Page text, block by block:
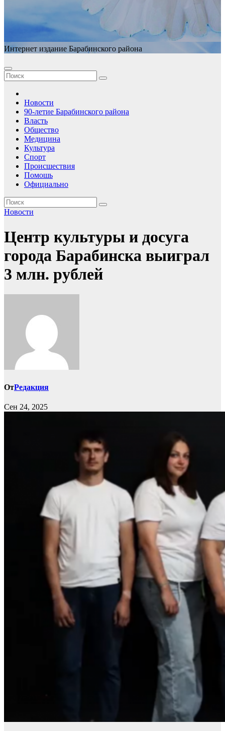
Интернет издание Барабинского района
Новости
90-летие Барабинского района
Власть
Общество
Медицина
Культура
Спорт
Происшествия
Помошь
Официально
Новости
Центр культуры и досуга
города Барабинска выиграл
3 млн. рублей
ОтРедакция
Сен 24, 2025